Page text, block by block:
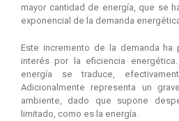
mayor cantidad de energía, que se
exponencial de la demanda
Este incremento de la demanda ha
interés por la eficiencia
energía se traduce,
Adicionalmente representa un
ambiente, dado que supone
limitado, como es la energía.